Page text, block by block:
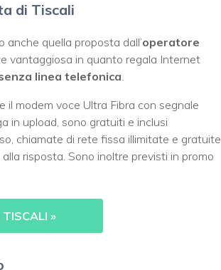
di Tiscali
quella proposta dall’operatore
vantaggiosa in quanto regala Internet
linea telefonica.
il modem voce Ultra Fibra con segnale
in upload, sono gratuiti e inclusi
chiamate di rete fissa illimitate e gratuite
risposta. Sono inoltre previsti in promo
TISCALI »